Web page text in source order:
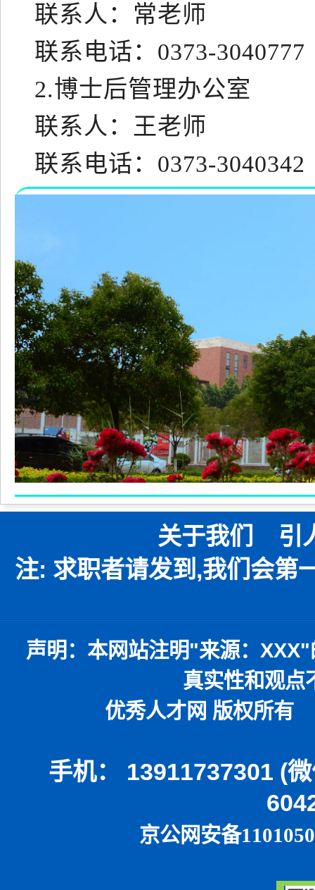
联系人：常老师
联系电话：0373-3040777
2.博士后管理办公室
联系人：王老师
联系电话：0373-3040342
关于我们 引
注: 求职者请发到,我们会第
声明：本网站注明"来源： XXX"
真实性和观点
优秀人才网 版权所有 本网
手机： 13911737301 (
京公网安备